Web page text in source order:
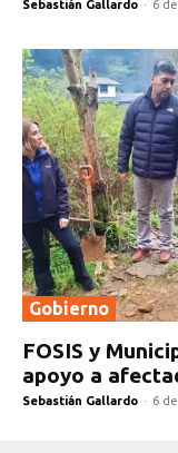
Sebastián Gallardo - 6
Gobierno
FOSIS y
apoyo a
Sebastián Gallardo - 6